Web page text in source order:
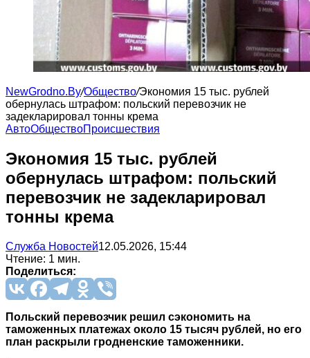
NewGrodno.By/Общество/Экономия 15 тыс. рублей
обернулась штрафом: польский перевозчик не
задекларировал тонны крема
АвтоОбществоПроисшествия
Экономия 15 тыс. рублей
обернулась штрафом: польский
перевозчик не задекларировал
тонны крема
Служба Новостей12.05.2026, 15:44
Чтение: 1 мин.
Поделиться:
Польский перевозчик решил сэкономить на
таможенных платежах около 15 тысяч рублей, но его
план раскрыли гродненские таможенники.